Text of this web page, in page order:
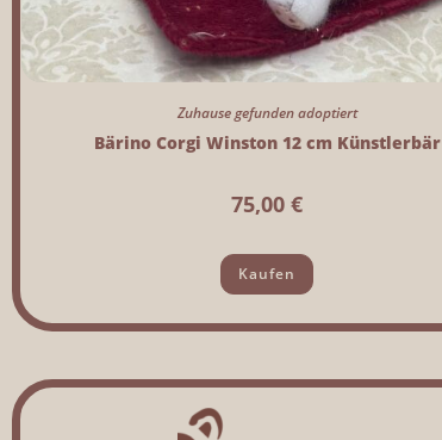
Zuhause gefunden adoptiert
Bärino Corgi Winston 12 cm Künstlerbär
75,00 €
Kaufen